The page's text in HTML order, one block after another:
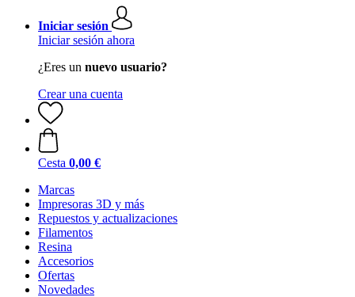
Iniciar sesión
Iniciar sesión ahora
¿Eres un nuevo usuario?
Crear una cuenta
Cesta 0,00 €
Marcas
Impresoras 3D y más
Repuestos y actualizaciones
Filamentos
Resina
Accesorios
Ofertas
Novedades